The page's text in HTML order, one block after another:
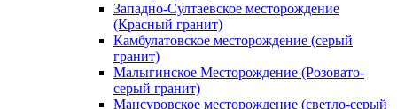
Западно-Султаевское месторождение
(Красный гранит)
Камбулатовское месторождение (cерый
гранит)
Малыгинское Месторождение (Розовато-
серый гранит)
Мансуровское месторождение (светло-серый